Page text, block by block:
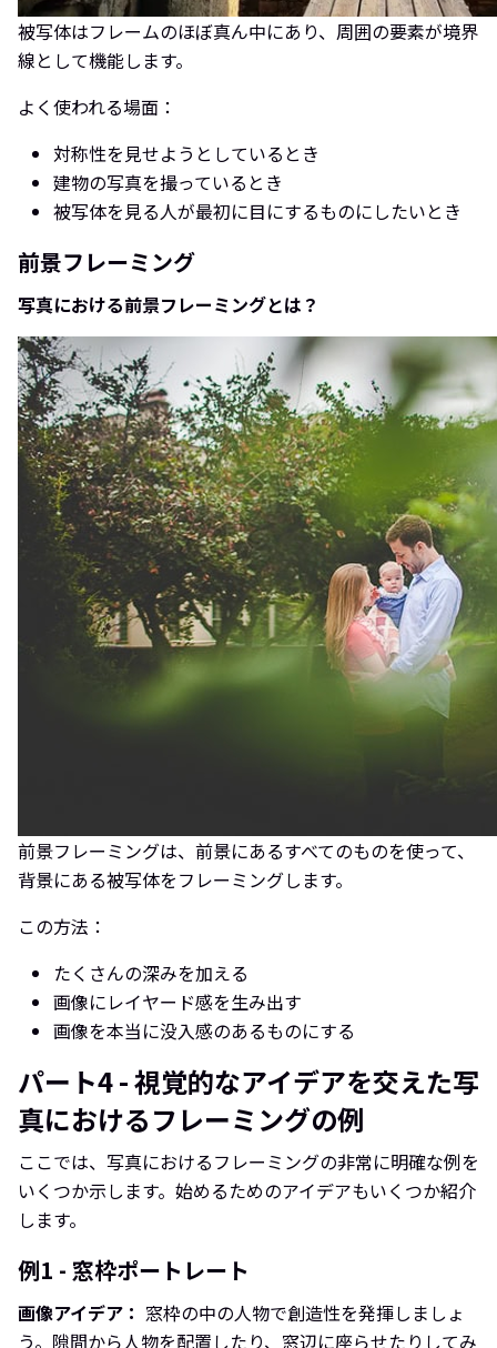
被写体はフレームのほぼ真ん中にあり、周囲の要素が境界
線として機能します。
よく使われる場面：
対称性を見せようとしているとき
建物の写真を撮っているとき
被写体を見る人が最初に目にするものにしたいとき
前景フレーミング
写真における前景フレーミングとは？
前景フレーミングは、前景にあるすべてのものを使って、
背景にある被写体をフレーミングします。
この方法：
たくさんの深みを加える
画像にレイヤード感を生み出す
画像を本当に没入感のあるものにする
パート4 - 視覚的なアイデアを交えた写
真におけるフレーミングの例
ここでは、写真におけるフレーミングの非常に明確な例を
いくつか示します。始めるためのアイデアもいくつか紹介
します。
例1 - 窓枠ポートレート
画像アイデア： 窓枠の中の人物で創造性を発揮しましょ
う。隙間から人物を配置したり、窓辺に座らせたりしてみ